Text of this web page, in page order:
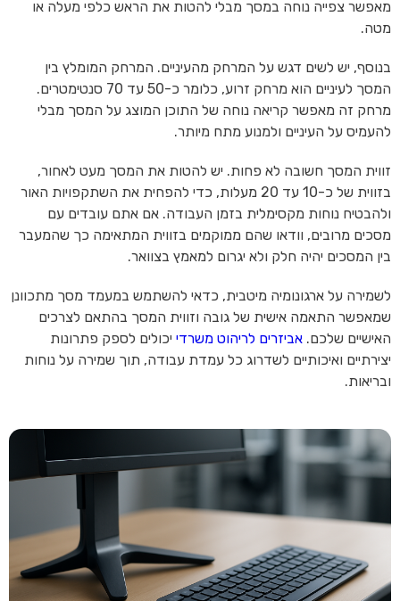
מאפשר צפייה נוחה במסך מבלי להטות את הראש כלפי מעלה או
מטה.
בנוסף, יש לשים דגש על המרחק מהעיניים. המרחק המומלץ בין
המסך לעיניים הוא מרחק זרוע, כלומר כ-50 עד 70 סנטימטרים.
מרחק זה מאפשר קריאה נוחה של התוכן המוצג על המסך מבלי
להעמיס על העיניים ולמנוע מתח מיותר.
זווית המסך חשובה לא פחות. יש להטות את המסך מעט לאחור,
בזווית של כ-10 עד 20 מעלות, כדי להפחית את השתקפויות האור
ולהבטיח נוחות מקסימלית בזמן העבודה. אם אתם עובדים עם
מסכים מרובים, וודאו שהם ממוקמים בזווית המתאימה כך שהמעבר
בין המסכים יהיה חלק ולא יגרום למאמץ בצוואר.
לשמירה על ארגונומיה מיטבית, כדאי להשתמש במעמד מסך מתכוונן
שמאפשר התאמה אישית של גובה וזווית המסך בהתאם לצרכים
האישיים שלכם. אביזרים לריהוט משרדי יכולים לספק פתרונות
יצירתיים ואיכותיים לשדרוג כל עמדת עבודה, תוך שמירה על נוחות
ובריאות.